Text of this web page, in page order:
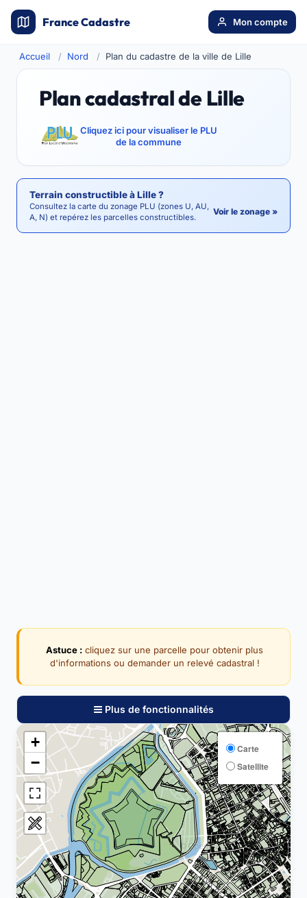
France Cadastre Mon compte
Accueil Nord Plan du cadastre de la ville de Lille
Plan cadastral de Lille
Cliquez ici pour visualiser le PLU
de la commune
Terrain constructible à Lille ?
Consultez la carte du zonage PLU (zones U, AU,
A, N) et repérez les parcelles constructibles.
Voir le zonage »
Astuce : cliquez sur une parcelle pour obtenir plus
d'informations ou demander un relevé cadastral !
Plus de fonctionnalités
+
−
Carte
Satellite